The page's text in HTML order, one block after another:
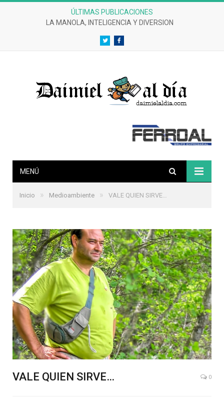
ÚLTIMAS PUBLICACIONES
LA MANOLA, INTELIGENCIA Y DIVERSION
TwitterFacebook
MENÚ
Inicio » Medioambiente » VALE QUIEN SIRVE…
VALE QUIEN SIRVE… 0